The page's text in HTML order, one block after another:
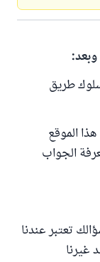
طريق
الموقع
الجواب
تعتبر عندنا
غيرنا